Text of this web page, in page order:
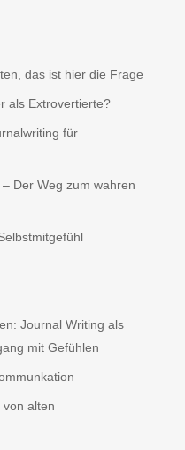
das ist hier die Frage
als Extrovertierte?
für
Der Weg zum wahren
Journal Writing als
mit Gefühlen
alten